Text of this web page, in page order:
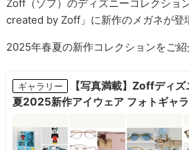
Zoff（ゾフ）のディズニーコレクシ
created by Zoff」に新作のメガネが登
2025年春夏の新作コレクションをご紹
ギャラリー
【写真満載】Zoffディ
夏2025新作アイウェア フォトギャ